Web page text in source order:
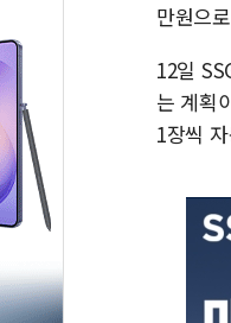
만원으
12일
는 계획
1장씩